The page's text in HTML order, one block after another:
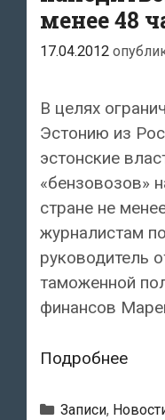
менее 48
17.04.2012
В целях
Эстонию из
эстонские
«бензовозов»
стране не
журналистам
руководитель
таможенной
финансов
Подробнее
Рубрики
Записи,